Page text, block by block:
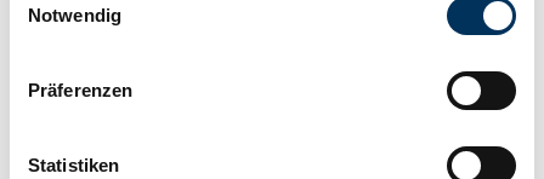
Trigger Symbol ändern oder widerrufen
Informationen über Ihre geografische Lage
können
Notwendig
Präferenzen
Statistiken
Chilometraggio (lettura)